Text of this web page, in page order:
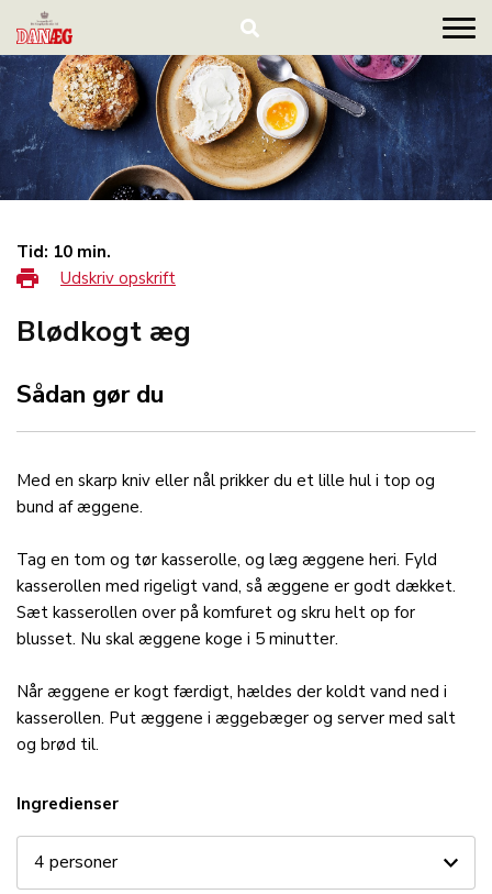
Tid: 10 min.
Udskriv opskrift
Blødkogt æg
Sådan gør du
Med en skarp kniv eller nål prikker du et lille hul i top og
bund af æggene.
Tag en tom og tør kasserolle, og læg æggene heri. Fyld
kasserollen med rigeligt vand, så æggene er godt dækket.
Sæt kasserollen over på komfuret og skru helt op for
blusset. Nu skal æggene koge i 5 minutter.
Når æggene er kogt færdigt, hældes der koldt vand ned i
kasserollen. Put æggene i æggebæger og server med salt
og brød til.
Ingredienser